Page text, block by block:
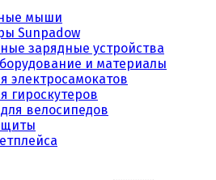
мыши
Sunpadow
зарядные устройства
и материалы
электросамокатов
гироскутеров
велосипедов